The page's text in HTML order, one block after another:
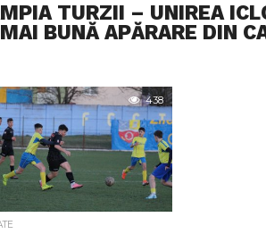
TURZII – UNIREA
BUNĂ APĂRARE DIN
438